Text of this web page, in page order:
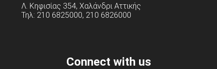
Λ. Κηφισίας 354, Χαλάνδρι Αττικής
Τηλ: 210 6825000, 210 6826000
Connect with us